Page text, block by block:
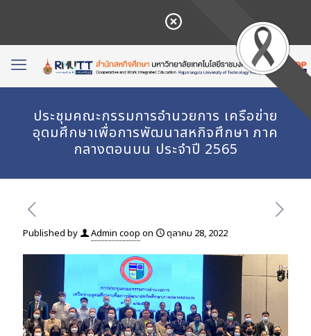
ประชุมคณะกรรมการอำนวยการ เครือข่าย
อุดมศึกษาเพื่อการพัฒนาสหกิจศึกษา ภาค
กลางตอนบน ประจำปี 2565
Published by Admin coop on ตุลาคม 28, 2022